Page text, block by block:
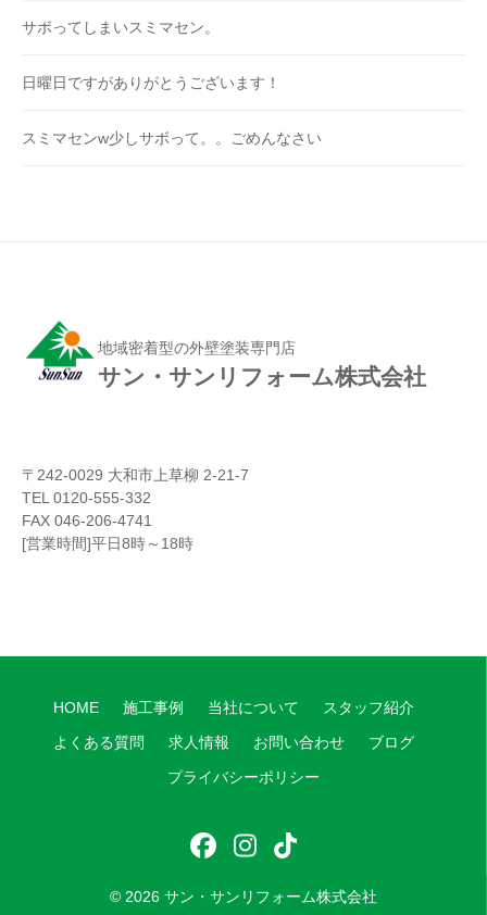
サボってしまいスミマセン。
日曜日ですがありがとうございます！
スミマセンw少しサボって。。ごめんなさい
地域密着型の外壁塗装専門店
サン・サンリフォーム株式会社
〒242-0029 大和市上草柳 2-21-7
TEL 0120-555-332
FAX 046-206-4741
[営業時間]平日8時～18時
HOME 施工事例 当社について スタッフ紹介
よくある質問 求人情報 お問い合わせ ブログ
プライバシーポリシー
フ
イ
テ
© 2026 サン・サンリフォーム株式会社